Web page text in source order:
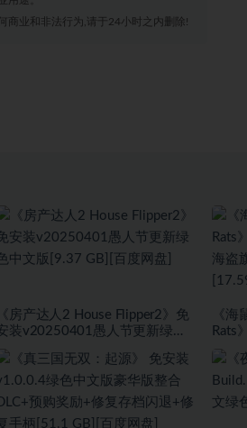
商业和非法行为,请于24小时之内删除!
《房产达人2 House Flipper2》免
装v20250401愚人节更新绿色
《海
Rats
GB][